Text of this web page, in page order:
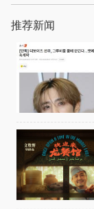
推荐新闻